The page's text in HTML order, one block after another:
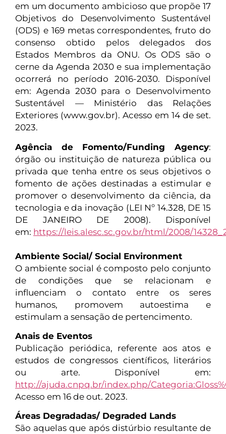
em um documento ambicioso que propõe 17
Objetivos do Desenvolvimento Sustentável
(ODS) e 169 metas correspondentes, fruto do
consenso obtido pelos delegados dos
Estados Membros da ONU. Os ODS são o
cerne da Agenda 2030 e sua implementação
ocorrerá no período 2016-2030. Disponível
em: Agenda 2030 para o Desenvolvimento
Sustentável — Ministério das Relações
Exteriores (www.gov.br). Acesso em 14 de set.
2023.
Agência de Fomento/Funding Agency:
órgão ou instituição de natureza pública ou
privada que tenha entre os seus objetivos o
fomento de ações destinadas a estimular e
promover o desenvolvimento da ciência, da
tecnologia e da inovação (LEI Nº 14.328, DE 15
DE JANEIRO DE 2008). Disponível
em: https://leis.alesc.sc.gov.br/html/2008/
Ambiente Social/ Social Environment
O ambiente social é composto pelo conjunto
de condições que se relacionam e
influenciam o contato entre os seres
humanos, promovem autoestima e
estimulam a sensação de pertencimento.
Anais de Eventos
Publicação periódica, referente aos atos e
estudos de congressos científicos, literários
ou arte. Disponível em:
http://ajuda.cnpq.br/index.php/
Acesso em 16 de out. 2023.
Áreas Degradadas/ Degraded Lands
São aquelas que após distúrbio resultante de